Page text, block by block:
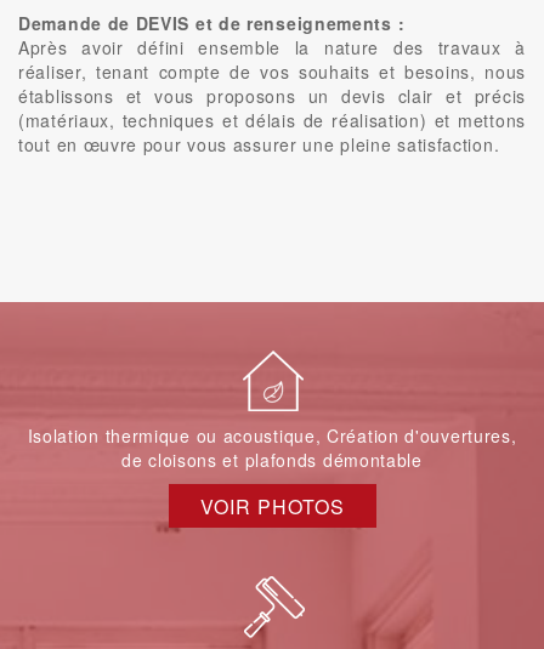
Demande de DEVIS et de renseignements :
Après avoir défini ensemble la nature des travaux à
réaliser, tenant compte de vos souhaits et besoins, nous
établissons et vous proposons un devis clair et précis
(matériaux, techniques et délais de réalisation) et mettons
tout en œuvre pour vous assurer une pleine satisfaction.
Isolation thermique ou acoustique, Création d'ouvertures,
de cloisons et plafonds démontable
VOIR PHOTOS